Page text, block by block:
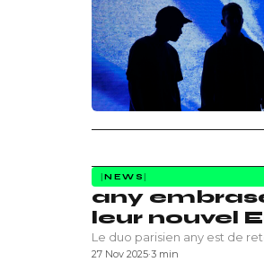
NEWS
any
leur nouvel
Le duo parisien any est de
27 Nov 2025·3 min